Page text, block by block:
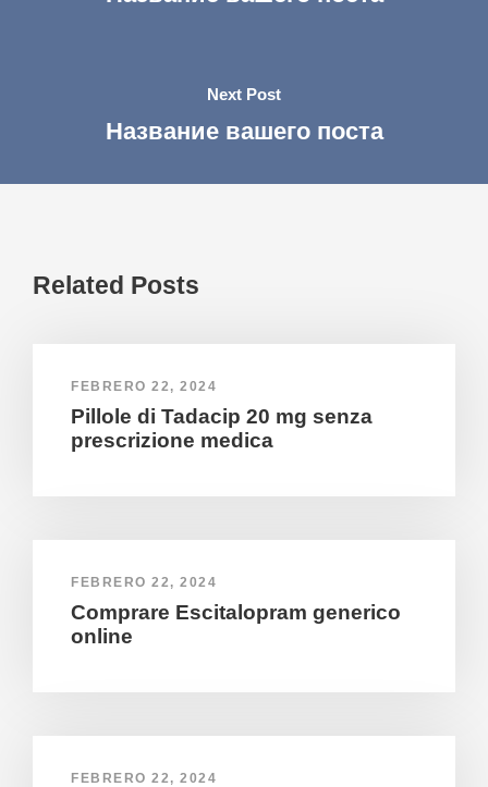
Next Post
Название вашего поста
Related Posts
FEBRERO 22, 2024
Pillole di Tadacip 20 mg senza
prescrizione medica
FEBRERO 22, 2024
Comprare Escitalopram generico
online
FEBRERO 22, 2024